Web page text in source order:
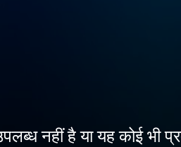
नहीं है या यह कोई भी